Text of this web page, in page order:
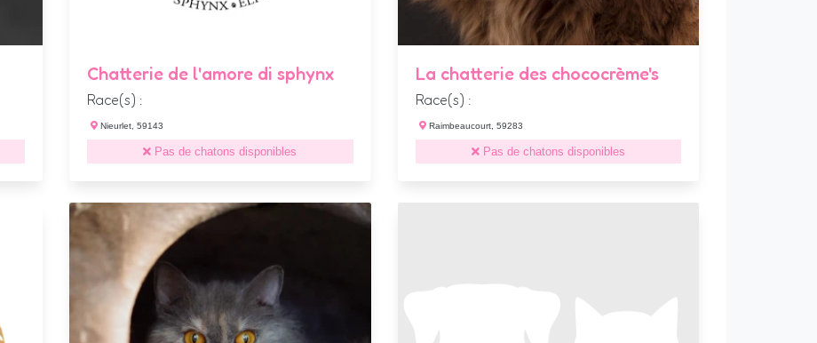
Chatterie de l'amore di sphynx
Race(s) :
Nieurlet, 59143
Pas de chatons disponibles
La chatterie des chococrème's
Race(s) :
Raimbeaucourt, 59283
Pas de chatons disponibles